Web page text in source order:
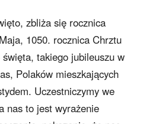
zbliża się rocznica
1050. rocznica Chrztu
takiego jubileuszu w
Polaków mieszkających
Uczestniczymy we
nas to jest wyrażenie